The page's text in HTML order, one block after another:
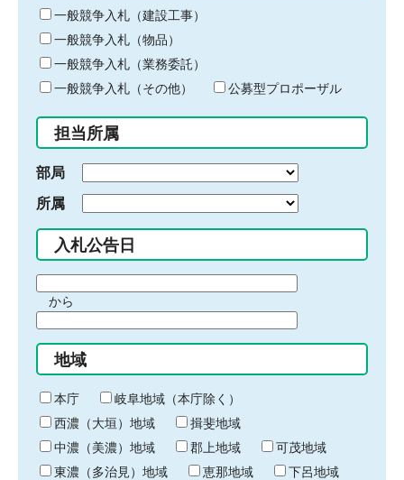
キ
ー
ワ
ー
ド
入
力
一般競争入札（建設工事）
一般競争入札（物品）
一般競争入札（業務委託）
一般競争入札（その他）
公募型プロポーザル
担当所属
部局
所属
入札公告日
間
始
り
から
間
終
わ
り
地域
本庁
岐阜地域（本庁除く）
西濃（大垣）地域
揖斐地域
中濃（美濃）地域
郡上地域
可茂地域
東濃（多治見）地域
恵那地域
下呂地域